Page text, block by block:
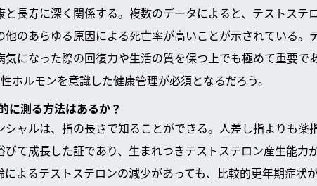
長寿に深く関係する。複数のデータによると、テストステ
のあらゆる原因による死亡率が高いことが示されている。
になった際の回復力や生活の質を保つ上でも極めて重要で
ホルモンを意識した健康管理が必須となるだろう。
に測る方法はあるか？
ャルは、指の長さで知ることができる。人差し指よりも薬
て成長した証であり、生まれつきテストステロン産生能力
よるテストステロンの減少があっても、比較的更年期症状